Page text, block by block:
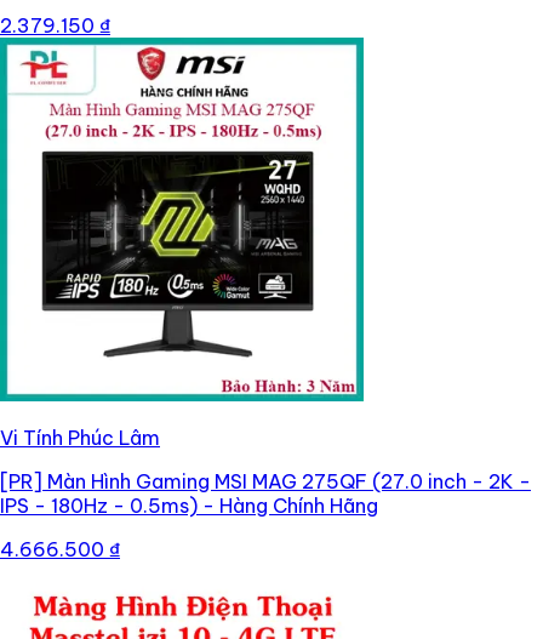
2.379.150 ₫
Vi Tính Phúc Lâm
[PR] Màn Hình Gaming MSI MAG 275QF (27.0 inch - 2K -
IPS - 180Hz - 0.5ms) - Hàng Chính Hãng
4.666.500 ₫